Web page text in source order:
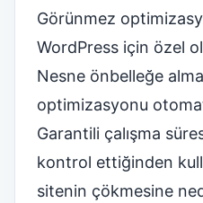
Görünmez
WordPress için özel
Nesne önbelleğe
optimizasyonu
Garantili çalışma
kontrol ettiğinden
sitenin çökmesine